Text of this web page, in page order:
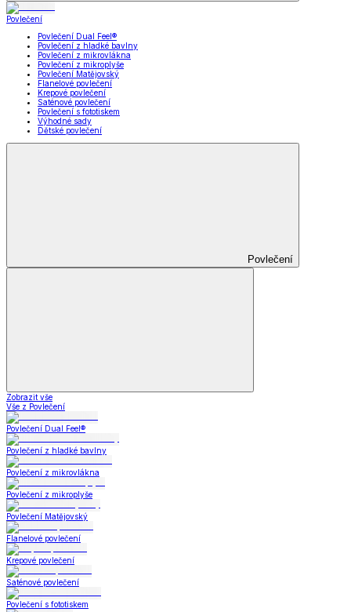
Povlečení
Povlečení Dual Feel®
Povlečení z hladké bavlny
Povlečení z mikrovlákna
Povlečení z mikroplyše
Povlečení Matějovský
Flanelové povlečení
Krepové povlečení
Saténové povlečení
Povlečení s fototiskem
Výhodné sady
Dětské povlečení
Povlečení
Zobrazit vše
Vše z Povlečení
Povlečení Dual Feel®
Povlečení z hladké bavlny
Povlečení z mikrovlákna
Povlečení z mikroplyše
Povlečení Matějovský
Flanelové povlečení
Krepové povlečení
Saténové povlečení
Povlečení s fototiskem